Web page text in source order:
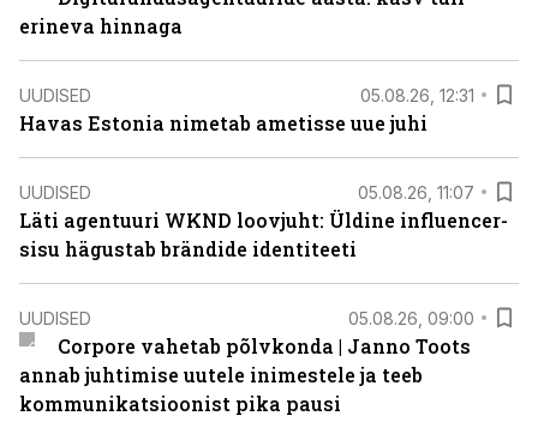
erineva hinnaga
UUDISED 05.08.26, 12:31
Havas Estonia nimetab ametisse uue juhi
UUDISED 05.08.26, 11:07
Läti agentuuri WKND loovjuht: Üldine influencer-
sisu hägustab brändide identiteeti
UUDISED 05.08.26, 09:00
Corpore vahetab põlvkonda | Janno Toots
annab juhtimise uutele inimestele ja teeb
kommunikatsioonist pika pausi